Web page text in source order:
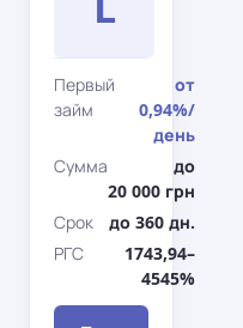
Первый
займ
от
0,94%/
день
Сумма
до
20 000 грн
Срок
до 360 дн.
РГС
1743,94–
4545%